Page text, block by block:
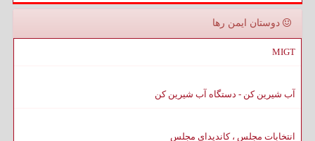
دوستان ایمن رها
MIGT
آب شیرین کن - دستگاه آب شیرین کن
انتخابات مجلس ، کاندیدای مجلس